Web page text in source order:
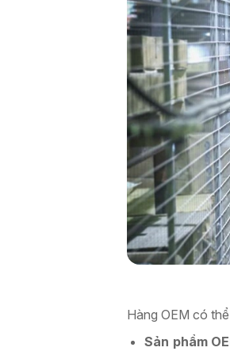
Hàng OEM có
Sản phẩm